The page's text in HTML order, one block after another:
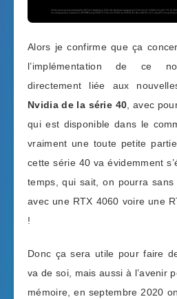
Alors je confirme que ça
l’implémentation de ce
directement liée aux
Nvidia de la série 40 , avec
qui est disponible dans le
vraiment une toute petite
cette série 40 va évidemment
temps, qui sait, on pourra sans
avec une RTX 4060 voire une
!
Donc ça sera utile pour faire
va de soi, mais aussi à l’avenir
mémoire, en septembre 2020